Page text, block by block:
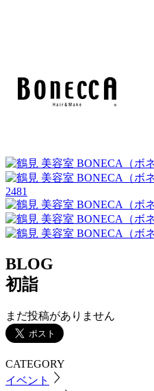
2481
BLOG
初詣
まだ投稿がありません
CATEGORY
イベント